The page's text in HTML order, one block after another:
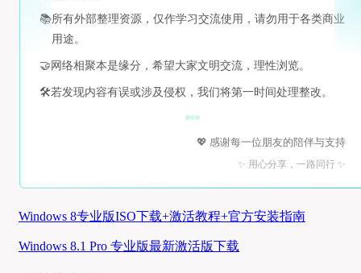
📚所有外部整理资源，仅作学习交流使用，请勿用于各类商业
用途。
🤝 网络相聚本是缘分，希望大家文明交流，理性浏览。
🛠️若发现内容有误或涉及侵权，我们将第一时间处理整改。
💖 感谢每一位朋友的陪伴与支持
✨ 用心分享，一路同行 ✨
Windows 8专业版ISO下载+激活教程+官方安装指南
Windows 8.1 Pro 专业版最新激活版下载